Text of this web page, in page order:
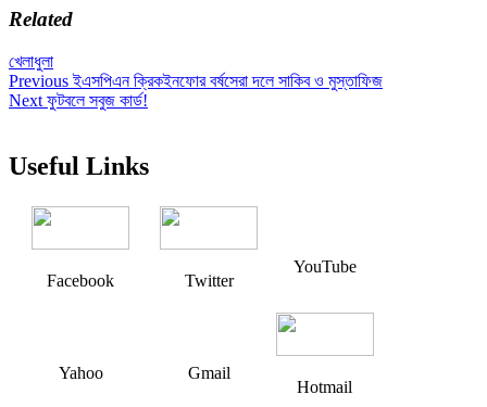
Related
খেলাধুলা
Post
navigation
PreviousPrevious
post:
ইএসপিএন ক্রিকইনফোর বর্ষসেরা দলে সাকিব ও মুস্তাফিজ
Next Next
ফুটবলে সবুজ কার্ড!
Useful Links
Facebook Twitter
YouTube
Yahoo Gmail
Hotmail